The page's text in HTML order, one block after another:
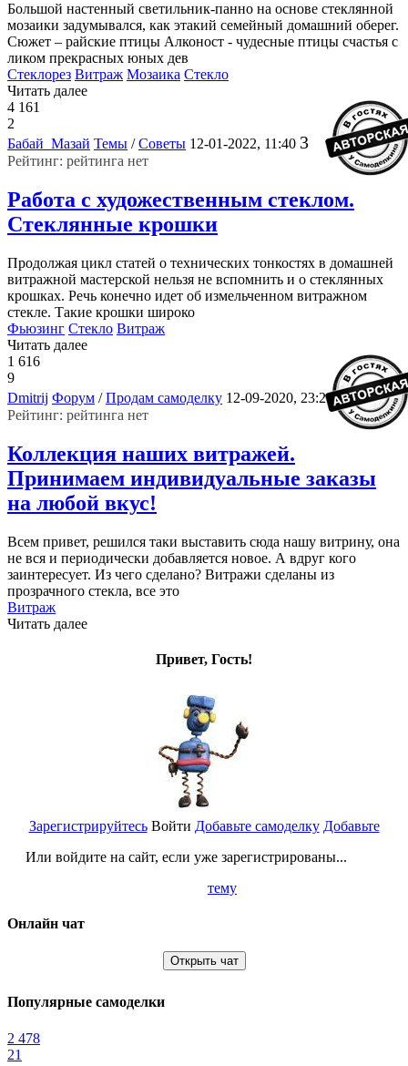
Большой настенный светильник-панно на основе стеклянной
мозаики задумывался, как этакий семейный домашний оберег.
Сюжет – райские птицы Алконост - чудесные птицы счастья с
ликом прекрасных юных дев
Стеклорез Витраж Мозаика Стекло
Читать далее
4 161
2
Бабай_Мазай Темы /Советы 12-01-2022, 11:40 3
Рейтинг: рейтинга нет
Работа с художественным стеклом.
Стеклянные крошки
Продолжая цикл статей о технических тонкостях в домашней
витражной мастерской нельзя не вспомнить и о стеклянных
крошках. Речь конечно идет об измельченном витражном
стекле. Такие крошки широко
Фьюзинг Стекло Витраж
Читать далее
1 616
9
Dmitrij Форум /Продам самоделку 12-09-2020, 23:26 4
Рейтинг: рейтинга нет
Коллекция наших витражей.
Принимаем индивидуальные заказы
на любой вкус!
Всем привет, решился таки выставить сюда нашу витрину, она
не вся и периодически добавляется новое. А вдруг кого
заинтересует. Из чего сделано? Витражи сделаны из
прозрачного стекла, все это
Витраж
Читать далее
Привет, Гость!
Зарегистрируйтесь
Или войдите на сайт, если уже зарегистрированы...
Войти Добавьте самоделку Добавьте
тему
Онлайн чат
Открыть чат
Популярные самоделки
2 478
21